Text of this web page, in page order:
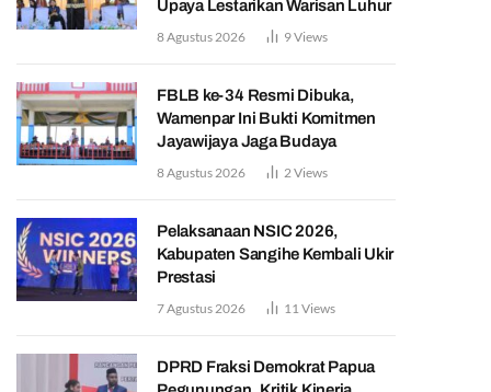
Upaya Lestarikan Warisan Luhur
8 Agustus 2026 9Views
FBLB ke-34 Resmi Dibuka,
Wamenpar Ini Bukti Komitmen
Jayawijaya Jaga Budaya
8 Agustus 2026 2 Views
Pelaksanaan NSIC 2026,
Kabupaten Sangihe Kembali Ukir
Prestasi
7 Agustus 2026 11 Views
DPRD Fraksi Demokrat Papua